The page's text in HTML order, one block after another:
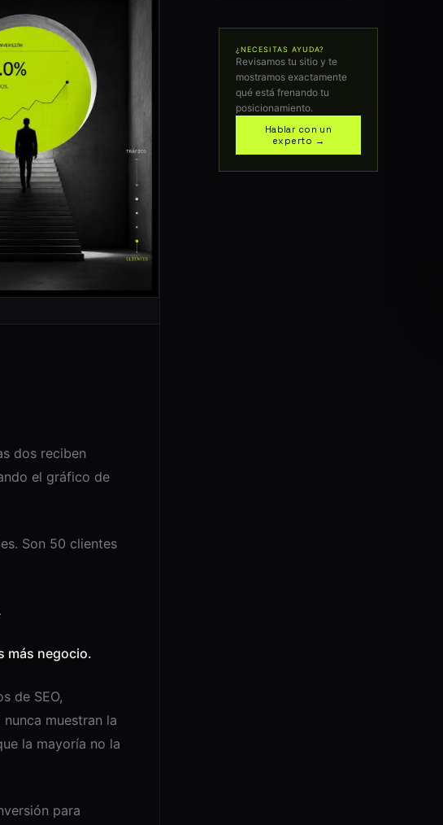
expandirse?
dos reciben
el gráfico de
Son 50 clientes
más negocio.
de SEO,
muestran la
la mayoría no la
para
¿NECESITAS AYUDA?
Revisamos tu sitio y te
mostramos exactamente
qué está frenando tu
posicionamiento.
Hablar con un
experto →